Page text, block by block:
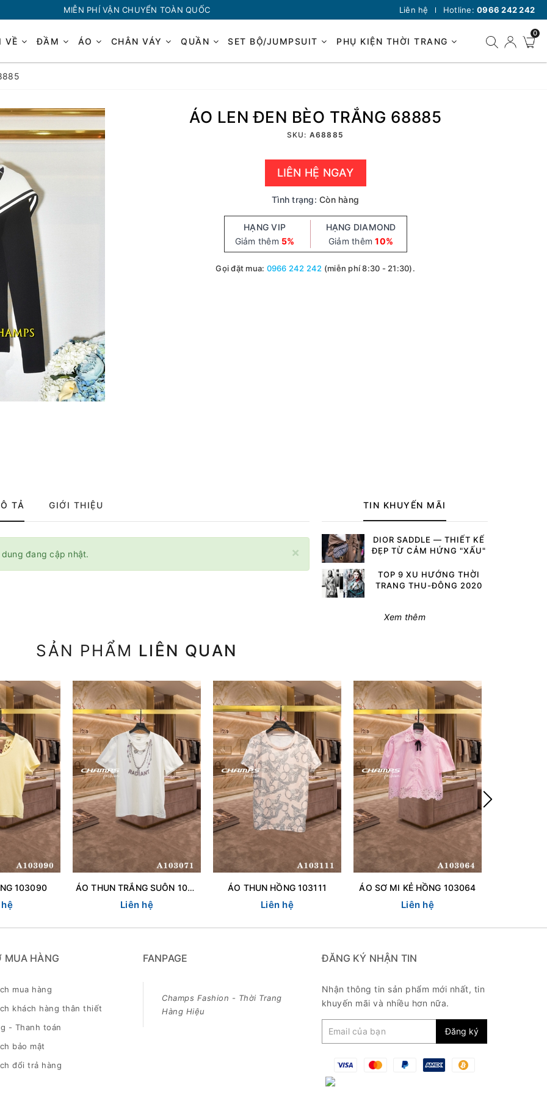
MIỄN PHÍ VẬN CHUYỂN TOÀN QUỐC Liên hệ Hotline: 0966 242 242
VỀ ĐẦM ÁO CHÂN VÁY QUẦN SET BỘ/JUMPSUIT PHỤ KIỆN THỜI TRANG
0
ÁO LEN ĐEN BÈO TRẮNG 68885
SKU: A68885
LIÊN HỆ NGAY
Tình trạng: Còn hàng
HẠNG VIP
Giảm thêm 5%
HẠNG DIAMOND
Giảm thêm10%
Gọi đặt mua: 0966 242 242 (miễn phí 8:30 - 21:30).
TẢ GIỚI THIỆU
×
dung đang cập nhật.
TIN KHUYẾN MÃI
DIOR SADDLE — THIẾT KẾ
ĐẸP TỪ CẢM HỨNG "XẤU"
TOP 9 XU HƯỚNG THỜI
TRANG THU-ĐÔNG 2020
Xem thêm
SẢN PHẨM LIÊN QUAN
103090 ÁO THUN TRẮNG SUÔN 103071
Liên hệ
ÁO THUN HỒNG 103111
Liên hệ
ÁO SƠ MI KẺ HỒNG 103064
Liên hệ
MUA HÀNG
mua hàng
khách hàng thân thiết
- Thanh toán
bảo mật
đổi trả hàng
FANPAGE
Champs Fashion - Thời Trang
Hàng Hiệu
ĐĂNG KÝ NHẬN TIN
Nhận thông tin sản phẩm mới nhất, tin
khuyến mãi và nhiều hơn nữa.
Đăng ký